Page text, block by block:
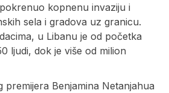
kopnenu invaziju i
sela i gradova uz granicu.
u Libanu je od početka
ljudi, dok je više od milion
premijera Benjamina Netanjahua